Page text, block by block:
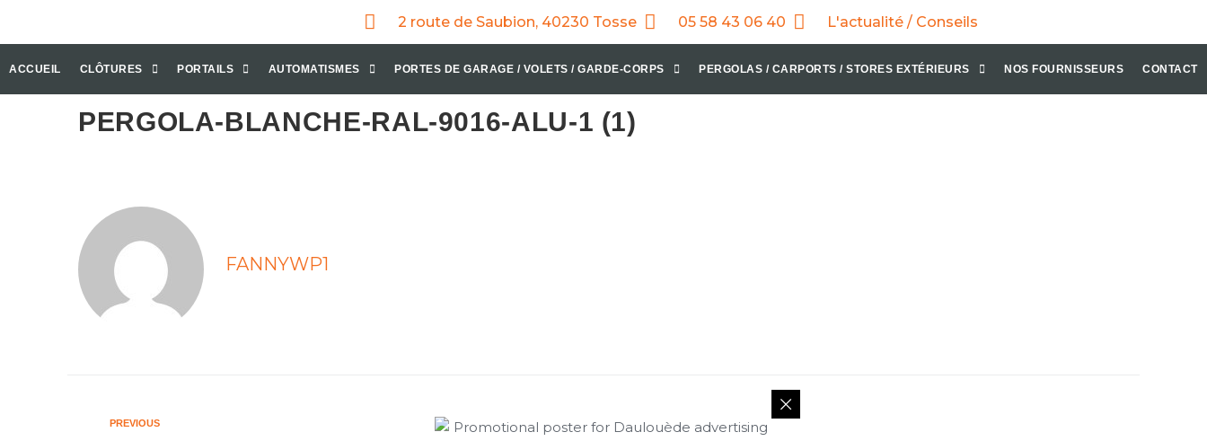
2 route de Saubion, 40230 Tosse 05 58 43 06 40 L'actualité / Conseils
ACCUEIL CLÔTURES PORTAILS AUTOMATISMES PORTES DE GARAGE / VOLETS / GARDE-CORPS PERGOLAS / CARPORTS / STORES EXTÉRIEURS NOS FOURNISSEURS CONTACT
PERGOLA-BLANCHE-RAL-9016-ALU-1 (1)
FANNYWP1
PREVIOUS